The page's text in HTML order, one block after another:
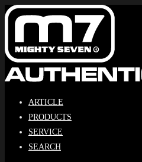
Skip
content
ARTICLE
PRODUCTS
SERVICE
SEARCH